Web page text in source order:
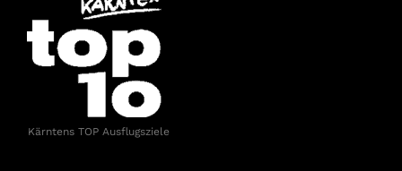
Kärntens TOP Ausflugsziele